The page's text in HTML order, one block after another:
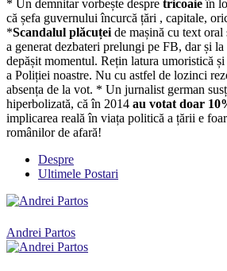
* Un demnitar vorbește despre tricoaieîn
că șefa guvernului încurcă țări , capitale,
*Scandalul plăcuței de mașină cu text oral
a generat dezbateri prelungi pe FB, dar și
depășit momentul. Rețin latura umoristică
a Poliției noastre. Nu cu astfel de lozinci
absența de la vot. * Un jurnalist german
hiperbolizată, că în 2014 au votat doar
implicarea reală în viața politică a țării e
românilor de afară!
Despre
Ultimele Postari
Andrei Partos